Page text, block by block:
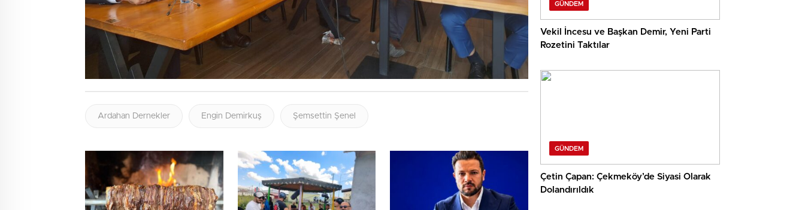
Ardahan Dernekler Engin Demirkuş Şemsettin Şenel
GÜNDEM
Vekil İncesu ve Başkan Demir, Yeni Parti
Rozetini Taktılar
GÜNDEM
Çetin Çapan: Çekmeköy’de Siyasi Olarak
Dolandırıldık